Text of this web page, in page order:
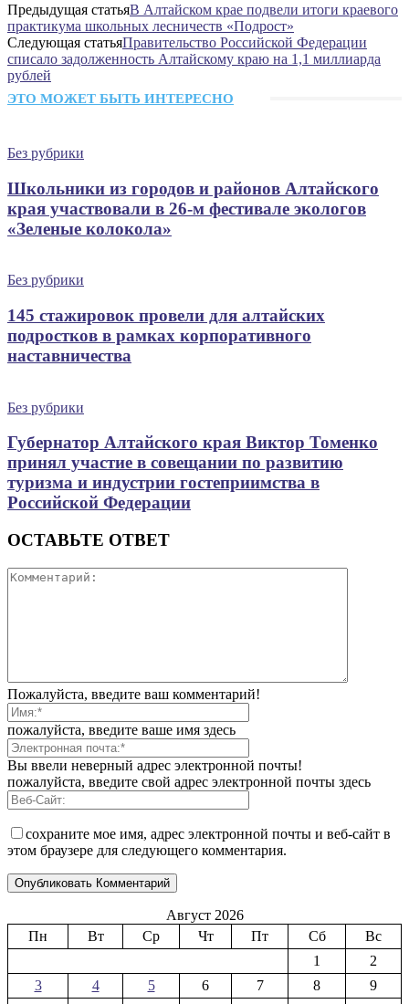
Предыдущая статьяВ Алтайском крае подвели итоги краевого
практикума школьных лесничеств «Подрост»
Следующая статьяПравительство Российской Федерации
списало задолженность Алтайскому краю на 1,1 миллиарда
рублей
ЭТО МОЖЕТ БЫТЬ ИНТЕРЕСНО
Без рубрики
Школьники из городов и районов Алтайского
края участвовали в 26-м фестивале экологов
«Зеленые колокола»
Без рубрики
145 стажировок провели для алтайских
подростков в рамках корпоративного
наставничества
Без рубрики
Губернатор Алтайского края Виктор Томенко
принял участие в совещании по развитию
туризма и индустрии гостеприимства в
Российской Федерации
ОСТАВЬТЕ ОТВЕТ
Пожалуйста, введите ваш комментарий!
пожалуйста, введите ваше имя здесь
Вы ввели неверный адрес электронной почты!
пожалуйста, введите свой адрес электронной почты здесь
сохраните мое имя, адрес электронной почты и веб-сайт в
этом браузере для следующего комментария.
Август 2026
Пн
Вт Ср Чт Пт Сб
Вс
1
2
3
4 5 6 7 8
9